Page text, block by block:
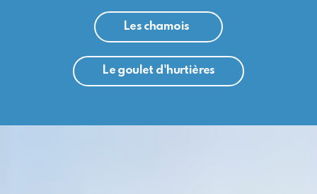
Les chamois
Le goulet d'hurtières